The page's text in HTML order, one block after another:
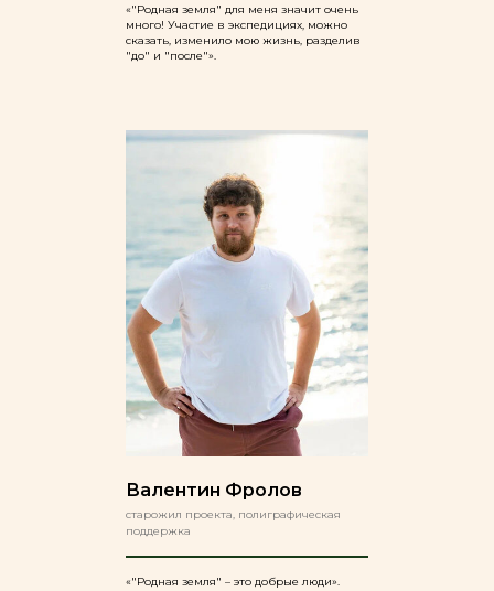
«"Родная земля" для меня значит очень
много! Участие в экспедициях, можно
сказать, изменило мою жизнь, разделив
"до" и "после"».
Валентин Фролов
старожил проекта, полиграфическая
поддержка
«"Родная земля" – это добрые люди».